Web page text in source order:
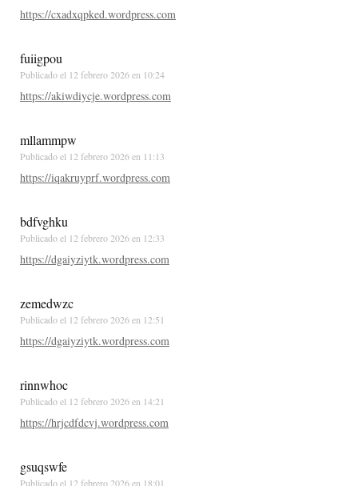
https://cxadxqpked.wordpress.com
fuiigpou
Publicado el 12 febrero 2026 en 10:24
https://akiwdiycje.wordpress.com
mllammpw
Publicado el 12 febrero 2026 en 11:13
https://iqakruyprf.wordpress.com
bdfvghku
Publicado el 12 febrero 2026 en 12:33
https://dgaiyziytk.wordpress.com
zemedwzc
Publicado el 12 febrero 2026 en 12:51
https://dgaiyziytk.wordpress.com
rinnwhoc
Publicado el 12 febrero 2026 en 14:21
https://hrjcdfdcvj.wordpress.com
gsuqswfe
Publicado el 12 febrero 2026 en 18:01